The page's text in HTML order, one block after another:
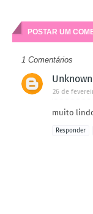
POSTAR UM
1 Comentários
Unknown
26 de
muito
Responder